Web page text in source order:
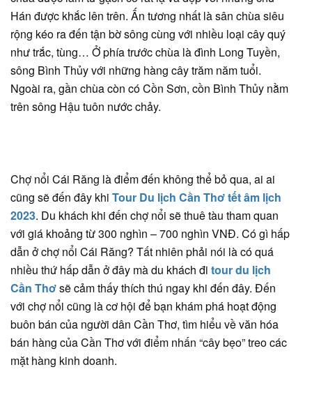
Hán được khắc lên trên. Ấn tương nhất là sân chùa siêu
rộng kéo ra đến tận bờ sông cùng với nhiều loại cây quý
như trắc, tùng… Ở phía trước chùa là đình Long Tuyền,
sông Bình Thủy với những hàng cây trăm năm tuổi.
Ngoài ra, gần chùa còn có Cồn Sơn, cồn Bình Thủy nằm
trên sông Hậu tuôn nước chảy.
Chợ nổi Cái Răng là điểm đến không thể bỏ qua, ai ai
cũng sẽ đến đây khi Tour Du lịch Cần Thơ tết âm lịch
2023. Du khách khi đến chợ nổi sẽ thuê tàu tham quan
với giá khoảng từ 300 nghìn – 700 nghìn VNĐ. Có gì hấp
dẫn ở chợ nổi Cái Răng? Tất nhiên phải nói là có quá
nhiều thứ hấp dẫn ở đây mà du khách đi tour du lịch
Cần Thơsẽ cảm thấy thích thú ngay khi đến đây. Đến
với chợ nổi cũng là cơ hội để bạn khám phá hoạt động
buôn bán của người dân Cần Thơ, tìm hiểu về văn hóa
bán hàng của Cần Thơ với điểm nhấn “cây bẹo” treo các
mặt hàng kinh doanh.